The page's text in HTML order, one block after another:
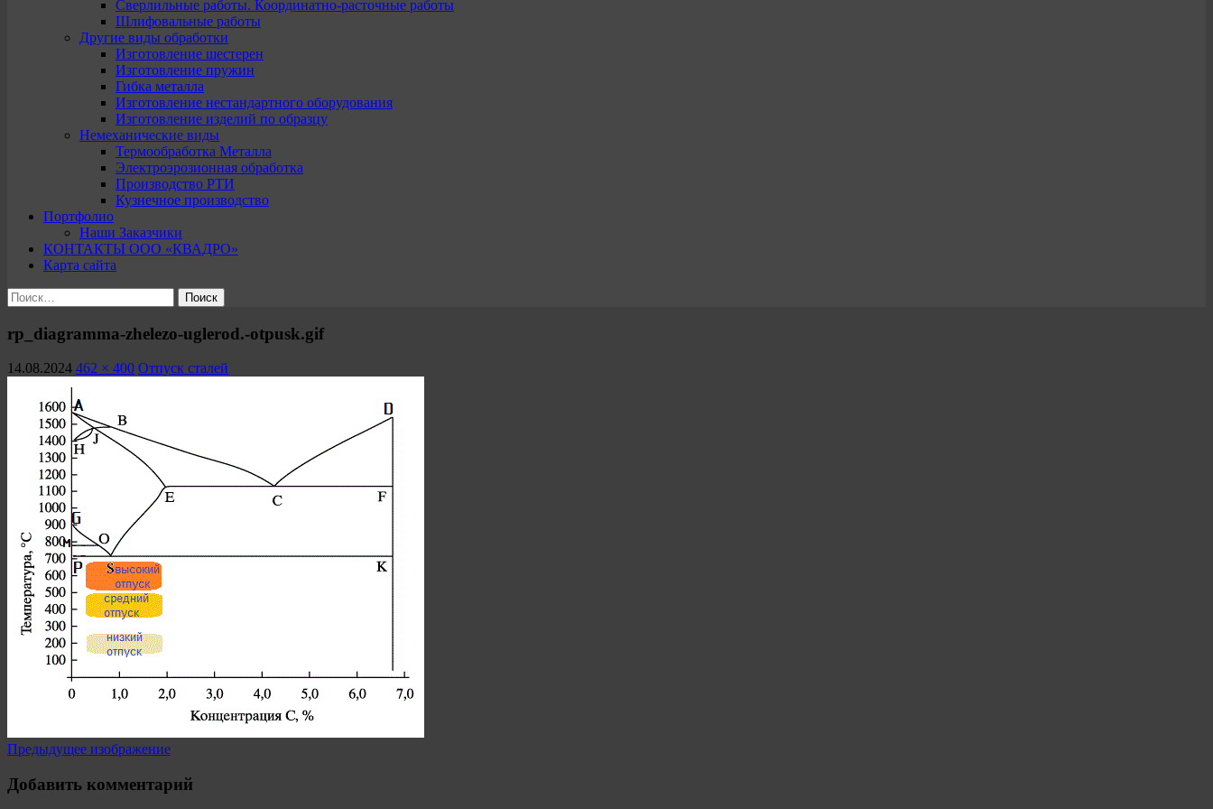
Сверлильные работы. Координатно-расточные работы
Шлифовальные работы
Другие виды обработки
Изготовление шестерен
Изготовление пружин
Гибка металла
Изготовление нестандартного оборудования
Изготовление изделий по образцу
Немеханические виды
Термообработка Металла
Электроэрозионная обработка
Производство РТИ
Кузнечное производство
Портфолио
Наши Заказчики
КОНТАКТЫ ООО «КВАДРО»
Карта сайта
Найти:
rp_diagramma-zhelezo-uglerod.-otpusk.gif
14.08.2024 462 × 400 Отпуск сталей
Предыдущее изображение
Добавить комментарий